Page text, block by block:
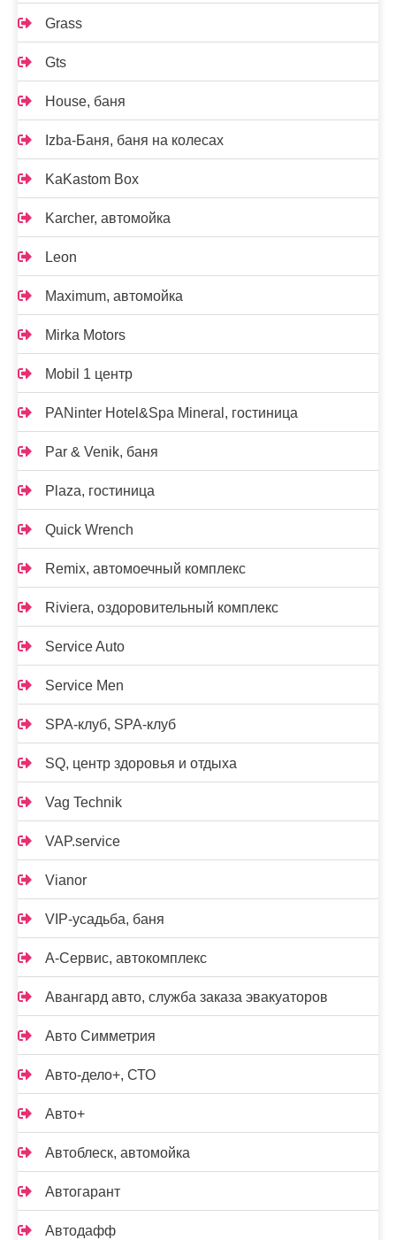
Grass
Gts
House, баня
Izba-Баня, баня на колесах
KaKastom Box
Karcher, автомойка
Leon
Maximum, автомойка
Mirka Motors
Mobil 1 центр
PANinter Hotel&Spa Mineral, гостиница
Par & Venik, баня
Plaza, гостиница
Quick Wrench
Remix, автомоечный комплекс
Riviera, оздоровительный комплекс
Service Auto
Service Men
SPA-клуб, SPA-клуб
SQ, центр здоровья и отдыха
Vag Technik
VAP.service
Vianor
VIP-усадьба, баня
А-Сервис, автокомплекс
Авангард авто, служба заказа эвакуаторов
Авто Симметрия
Авто-дело+, СТО
Авто+
Автоблеск, автомойка
Автогарант
Автодафф